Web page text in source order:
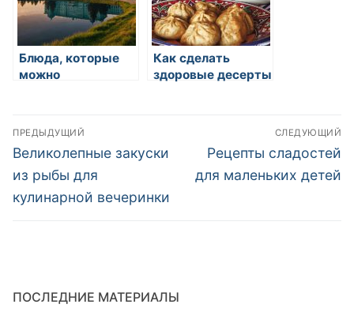
Блюда, которые
можно
Как сделать
здоровые десерты
Навигация
по
записям
ПРЕДЫДУЩИЙ
Предыдущая
запись:
Великолепные закуски
из рыбы для
кулинарной вечеринки
СЛЕДУЮЩИЙ
Следующая
запись:
Рецепты сладостей
для маленьких детей
ПОСЛЕДНИЕ МАТЕРИАЛЫ